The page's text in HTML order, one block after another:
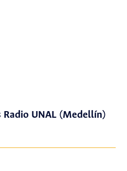
Radio UNAL (Medellín)